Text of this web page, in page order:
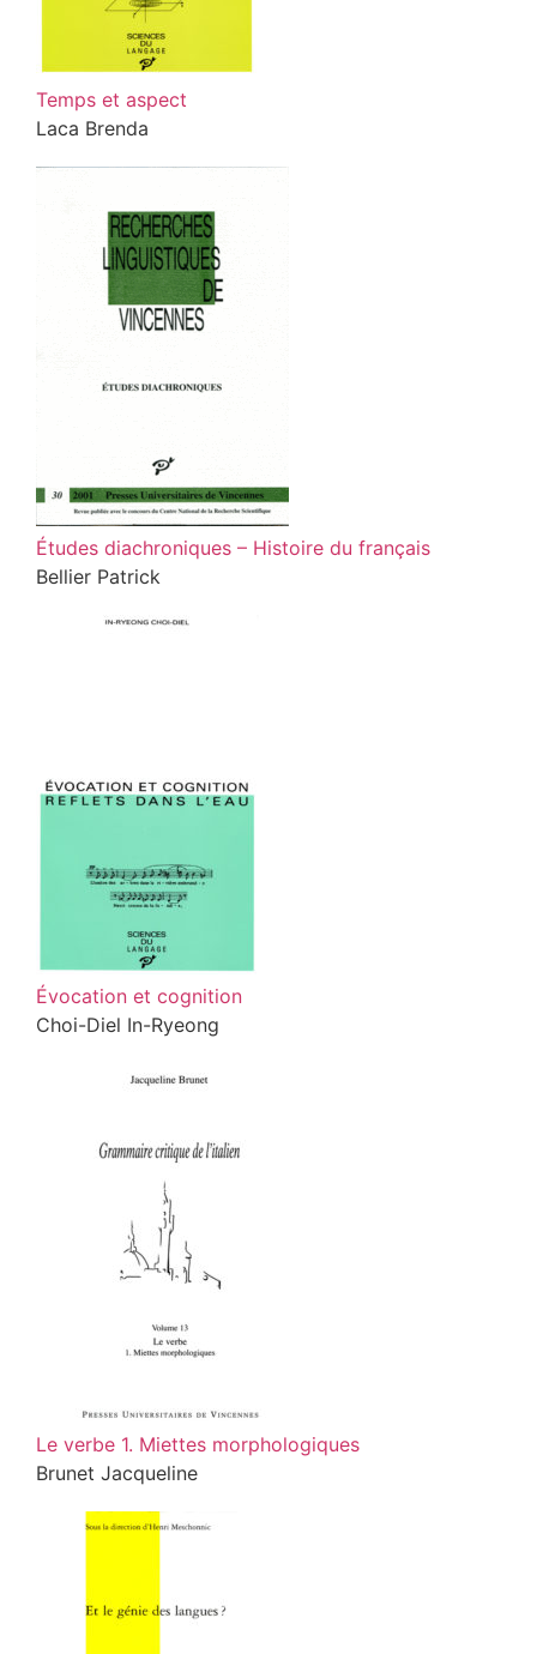
Temps et aspect
Laca Brenda
Études diachroniques – Histoire du français
Bellier Patrick
Évocation et cognition
Choi-Diel In-Ryeong
Le verbe 1. Miettes morphologiques
Brunet Jacqueline